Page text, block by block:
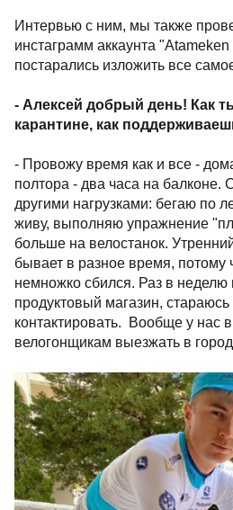
Интервью с ним, мы также
инстаграмм аккаунта
постарались изложить все
- Алексей добрый день! Как
карантине, как
- Провожу время как и все -
полтора - два часа на балконе.
другими нагрузками: бегаю по
живу, выполняю упражнение
больше на велостанок.
бывает в разное время, потому
немножко сбился. Раз в
продуктовый магазин,
контактировать. Вообще у нас
велогонщикам выезжать в